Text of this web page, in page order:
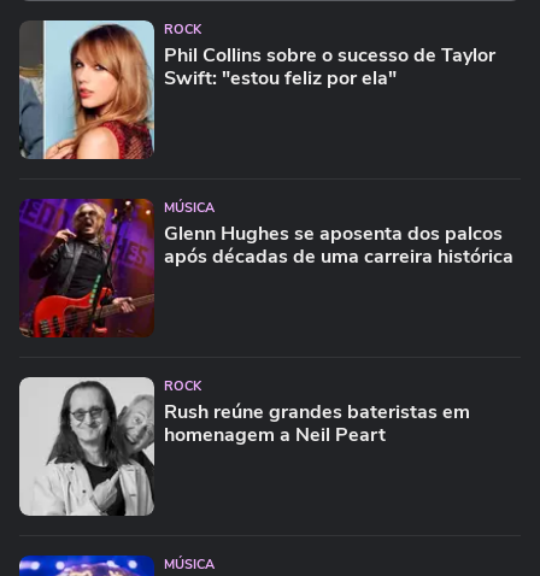
ROCK
Phil Collins sobre o sucesso de Taylor
Swift: "estou feliz por ela"
MÚSICA
Glenn Hughes se aposenta dos palcos
após décadas de uma carreira histórica
ROCK
Rush reúne grandes bateristas em
homenagem a Neil Peart
MÚSICA